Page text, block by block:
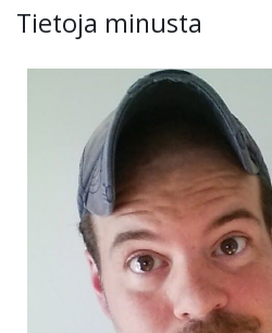
Tietoja minusta